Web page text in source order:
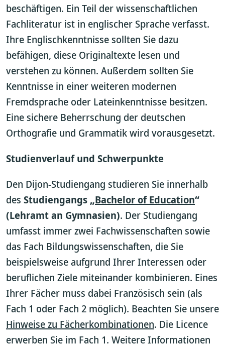
beschäftigen. Ein Teil der wissenschaftlichen
Fachliteratur ist in englischer Sprache verfasst.
Ihre Englischkenntnisse sollten Sie dazu
befähigen, diese Originaltexte lesen und
verstehen zu können. Außerdem sollten Sie
Kenntnisse in einer weiteren modernen
Fremdsprache oder Lateinkenntnisse besitzen.
Eine sichere Beherrschung der deutschen
Orthografie und Grammatik wird vorausgesetzt.
Studienverlauf und Schwerpunkte
Den Dijon-Studiengang studieren Sie innerhalb
des Studiengangs „Bachelor of Education“
(Lehramt an Gymnasien). Der Studiengang
umfasst immer zwei Fachwissenschaften sowie
das Fach Bildungswissenschaften, die Sie
beispielsweise aufgrund Ihrer Interessen oder
beruflichen Ziele miteinander kombinieren. Eines
Ihrer Fächer muss dabei Französisch sein (als
Fach 1 oder Fach 2 möglich). Beachten Sie unsere
Hinweise zu Fächerkombinationen. Die Licence
erwerben Sie im Fach 1. Weitere Informationen